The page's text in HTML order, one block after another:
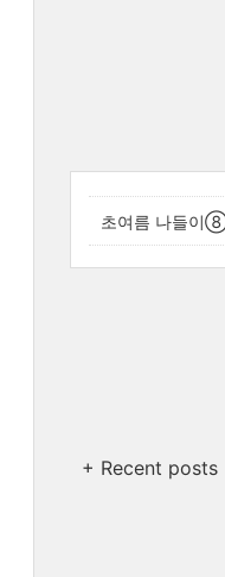
초여름 나들이
+ Recent posts